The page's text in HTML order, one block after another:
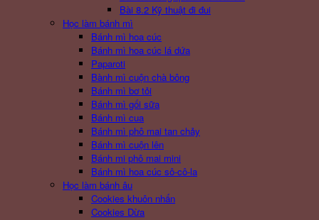
Bài 8.2 Kỹ thuật đi đui
Học làm bánh mì
Bánh mì hoa cúc
Bánh mì hoa cúc lá dứa
Paparoti
Bành mì cuộn chà bông
Bánh mì bơ tỏi
Bánh mì gối sữa
Bánh mì cua
Bánh mì phô mai tan chảy
Bánh mì cuộn lên
Bánh mi phô mai mini
Bánh mì hoa cúc sô-cô-la
Học làm bánh âu
Cookies khuôn nhấn
Cookies Dừa